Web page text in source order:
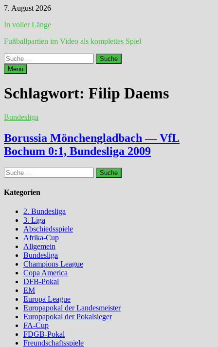
Zum
springen
7. August 2026
In voller Länge
Fußballpartien im Video als komplettes Spiel
Suche
nach:
Menü
Schlagwort: Filip Daems
Bundesliga
Borussia Mönchengladbach — VfL
Bochum 0:1, Bundesliga 2009
Suche
nach:
Kategorien
2. Bundesliga
3. Liga
Abschiedsspiele
Afrika-Cup
Allgemein
Bundesliga
Champions League
Copa America
DFB-Pokal
EM
Europa League
Europapokal der Landesmeister
Europapokal der Pokalsieger
FA-Cup
FDGB-Pokal
Freundschaftsspiele